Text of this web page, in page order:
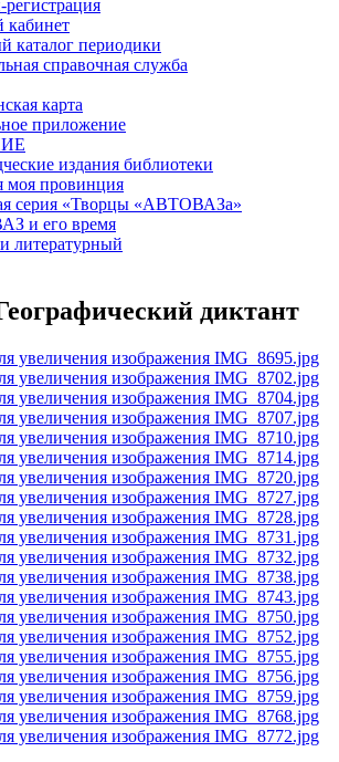
каталог периодики
справочная служба
карта
приложение
издания библиотеки
моя провинция
серия «Творцы «АВТОВАЗа»
и его время
литературный
диктант